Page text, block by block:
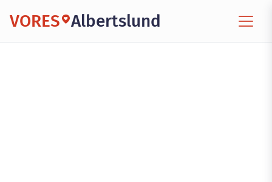
VORES Albertslund